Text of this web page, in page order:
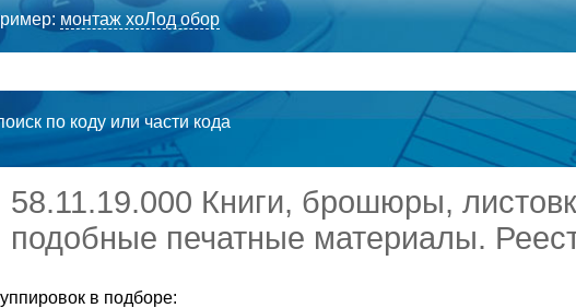
монтаж хоЛод обор
по коду или части кода
58.11.19.000 Книги, брошюры,
подобные печатные материалы.
в подборе: